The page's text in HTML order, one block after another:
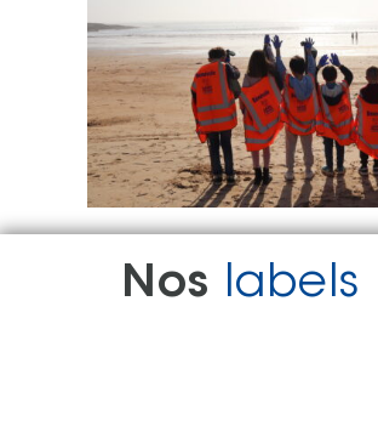
Nos labels